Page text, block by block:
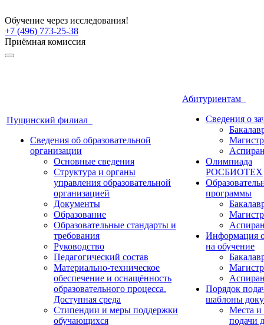
Обучение через исследования!
+7 (496) 773-25-38
Приёмная комиссия
Пущинский филиал
Сведения об образовательной
организации
Основные сведения
Структура и органы
управления образовательной
организацией
Документы
Образование
Образовательные стандарты и
требования
Руководство
Педагогический состав
Материально-техническое
обеспечение и оснащённость
образовательного процесса.
Доступная среда
Стипендии и меры поддержки
обучающихся
Абитуриентам
Сведения о
Олимпиада
РОСБИОТЕХ
программы
Информация
на обучение
Порядок
шаблоны
Места и
подачи